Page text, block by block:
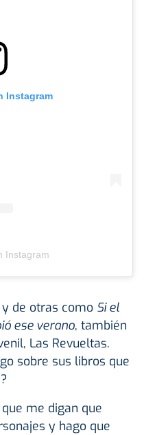
Instagram
Instagram
de otras como Si el
ese verano, también
Las Revueltas.
sobre sus libros que
me digan que
y hago que